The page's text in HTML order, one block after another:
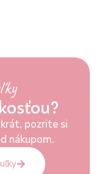
pozrite si
nákupom.